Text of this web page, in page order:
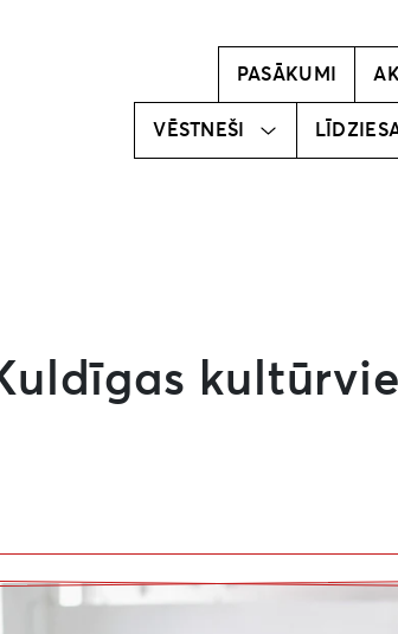
PASĀKUMI
VĒSTNEŠI
vēstnesi!
Mūsu
vēstneši